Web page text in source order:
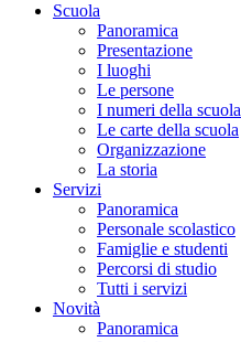
Scuola
Panoramica
Presentazione
I luoghi
Le persone
I numeri della scuola
Le carte della scuola
Organizzazione
La storia
Servizi
Panoramica
Personale scolastico
Famiglie e studenti
Percorsi di studio
Tutti i servizi
Novità
Panoramica